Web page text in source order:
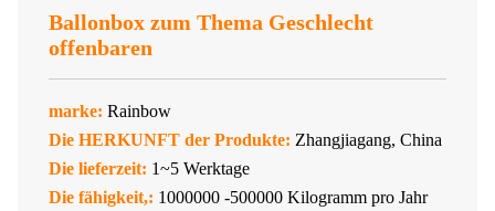
Ballonbox zum Thema Geschlecht
offenbaren
marke: Rainbow
Die HERKUNFT der Produkte: Zhangjiagang, China
Die lieferzeit: 1~5 Werktage
Die fähigkeit,: 1000000 -500000 Kilogramm pro Jahr